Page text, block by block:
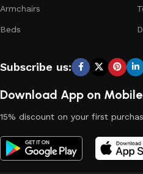
Armchairs
Beds
Subscribe us:
Download App on
15% discount on your first